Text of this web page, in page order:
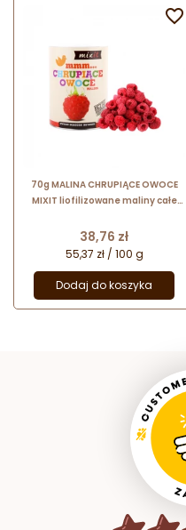
70g MALINA CHRUPIĄCE OWOCE
MIXIT liofilizowane maliny całe
Cena
38,76 zł
55,37 zł / 100 g
Dodaj do koszyka
